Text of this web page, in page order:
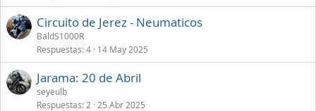
Circuito de Jerez - Neumaticos
BaldS1000R
Respuestas 4 14 May 2025
Jarama: 20 de Abril
seyeulb
Respuestas 2 25 Abr 2025